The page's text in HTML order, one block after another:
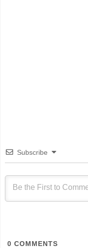
Subscribe
0 COMMENTS